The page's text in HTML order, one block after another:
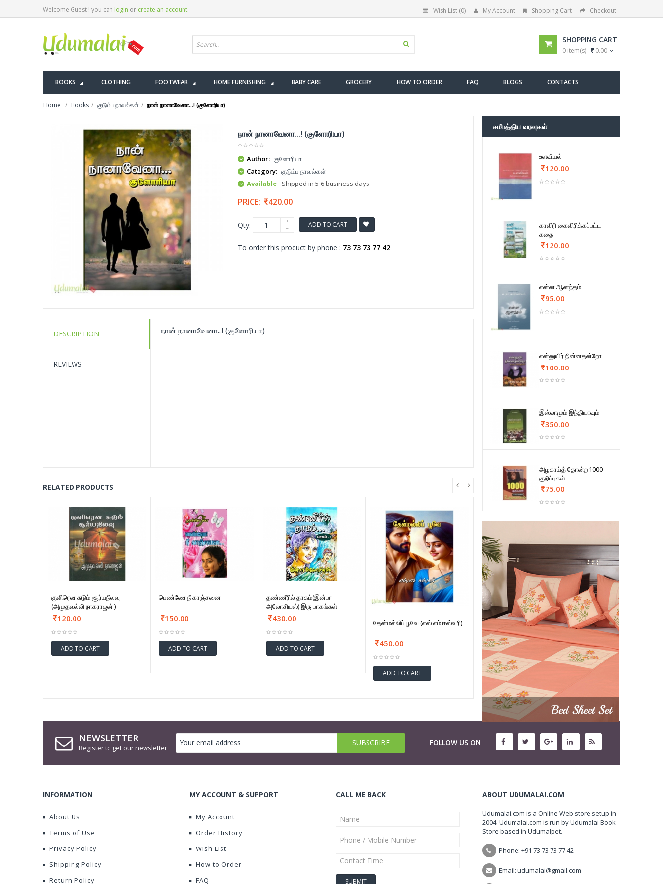
Welcome Guest ! you can login or create an account. Wish List (0) My Account Shopping Cart Checkout
SHOPPING CART
0 item(s) - 0.00
BOOKS CLOTHING FOOTWEAR HOME FURNISHING BABY CARE GROCERY HOW TO ORDER FAQ BLOGS CONTACTS
Home Books குடும்ப நாவல்கள் நான் நானாவேனா...! (குளோரியா)
நான் நானாவேனா...! (குளோரியா)
Author: குளோரியா
Category: குடும்ப நாவல்கள்
Available- Shipped in 5-6 business days
PRICE: 420.00
Qty: ADD TO CART
To order this product by phone : 73 73 73 77 42
DESCRIPTION
REVIEWS
நான் நானாவேனா...! (குளோரியா)
RELATED PRODUCTS
குளிரென சுடும் சூர்யநிலவு
(அமுதவல்லி நாகராஜன் )
120.00
ADD TO CART
பெண்ணே நீ காஞ்சனை
150.00
ADD TO CART
தண்ணீரில் தாகம்(இன்பா
அலோசியஸ்) இரு பாகங்கள்
430.00
ADD TO CART
தேன்மல்லிப் பூவே (எஸ் எம் ஈஸ்வரி)
450.00
ADD TO CART
சமீபத்திய வரவுகள்
உளவியல்
120.00
காவிரி கைவிரிக்கப்பட்ட
கதை
120.00
என்ன ஆனந்தம்
95.00
என்னுயிர் நின்னதன்றோ
100.00
இஸ்லாமும் இந்தியாவும்
350.00
அழகாய்த் தோன்ற 1000
குறிப்புகள்
75.00
NEWSLETTER
Register to get our newsletter
FOLLOW US ON
INFORMATION
About Us
Terms of Use
Privacy Policy
Shipping Policy
Return Policy
MY ACCOUNT & SUPPORT
My Account
Order History
Wish List
How to Order
FAQ
CALL ME BACK ABOUT UDUMALAI.COM
Udumalai.com is a Online Web store setup in
2004. Udumalai.com is run by Udumalai Book
Store based in Udumalpet.
Phone: +91 73 73 73 77 42
Email: udumalai@gmail.com